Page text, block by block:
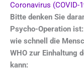
Coronavirus (COVID-
Bitte denken Sie
Psycho-Operation
wie schnell die
WHO zur Einhaltung
kann: